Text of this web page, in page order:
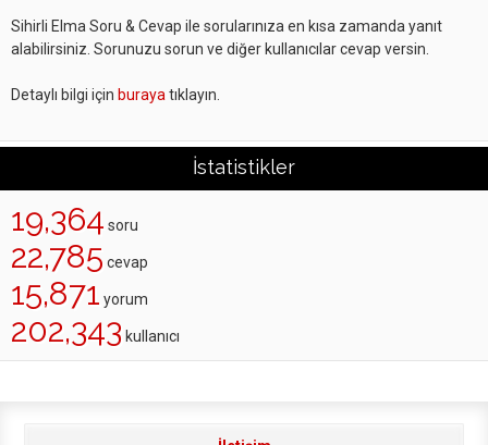
Sihirli Elma Soru & Cevap ile sorularınıza en kısa zamanda yanıt
alabilirsiniz. Sorunuzu sorun ve diğer kullanıcılar cevap versin.
Detaylı bilgi için buraya tıklayın.
İstatistikler
19,364 soru
22,785 cevap
15,871 yorum
202,343 kullanıcı